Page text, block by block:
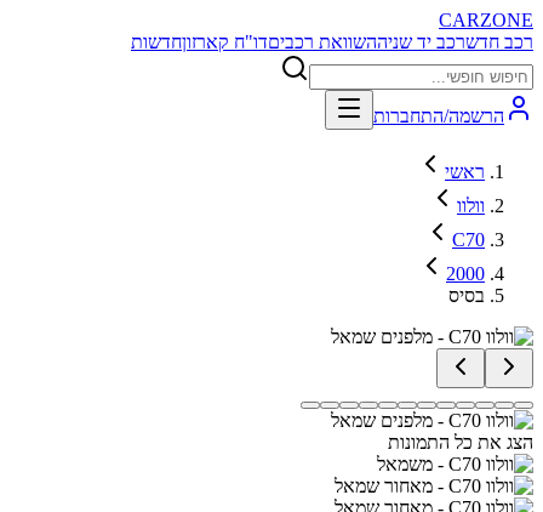
CARZONE
רכב חדשרכב יד שניההשוואת רכביםדו"ח קארזוןחדשות
הרשמה/התחברות
ראשי
וולוו
C70
2000
בסיס
הצג את כל התמונות